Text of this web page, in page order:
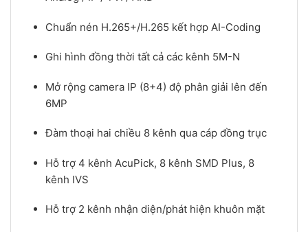
Chuẩn nén H.265+/H.265 kết hợp AI-Coding
Ghi hình đồng thời tất cả các kênh 5M-N
Mở rộng camera IP (8+4) độ phân giải lên đến
6MP
Đàm thoại hai chiều 8 kênh qua cáp đồng trục
Hỗ trợ 4 kênh AcuPick, 8 kênh SMD Plus, 8
kênh IVS
Hỗ trợ 2 kênh nhận diện/phát hiện khuôn mặt